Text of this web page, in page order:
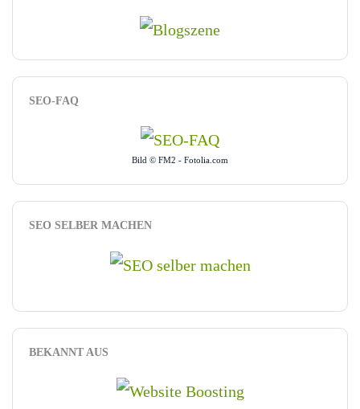
SEO-FAQ
Bild © FM2 - Fotolia.com
SEO SELBER MACHEN
BEKANNT AUS